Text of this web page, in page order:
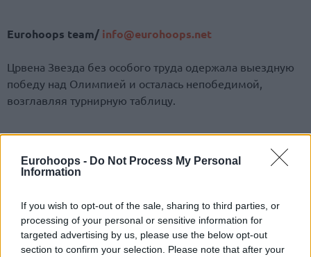
Eurohoops - Do Not Process My Personal
Information
If you wish to opt-out of the sale, sharing to third parties, or
processing of your personal or sensitive information for
targeted advertising by us, please use the below opt-out
section to confirm your selection. Please note that after your
Eurohoops team/ info@eurohoops.net
Црвена Звезда без особого труда одержала выездную
победу над Олимпией и осталась непобедимой,
возглавляя турнирную таблицу.
Адриатическая лига 2016/2017 — 11-й тур
передачи).
Партизан— Мега Лекс 86 — 79 (Стефан Бирчевич 15 +